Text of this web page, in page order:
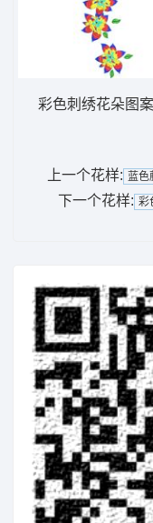
彩色刺绣花朵图
上一个花样: 蓝色
下一个花样: 彩